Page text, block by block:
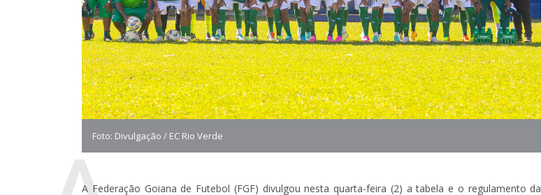
Foto: Divulgação / EC Rio Verde
A Federação Goiana de Futebol (FGF) divulgou nesta quarta-feira (2) a tabela e o regulamento da